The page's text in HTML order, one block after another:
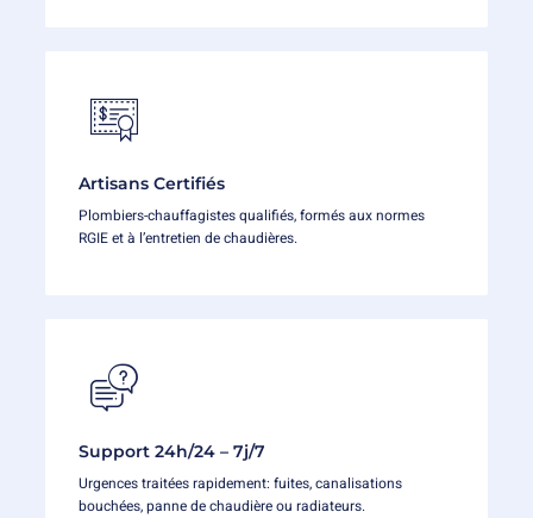
Artisans Certifiés
Plombiers-chauffagistes qualifiés, formés aux normes
RGIE et à l’entretien de chaudières.
Support 24h/24 – 7j/7
Urgences traitées rapidement: fuites, canalisations
bouchées, panne de chaudière ou radiateurs.